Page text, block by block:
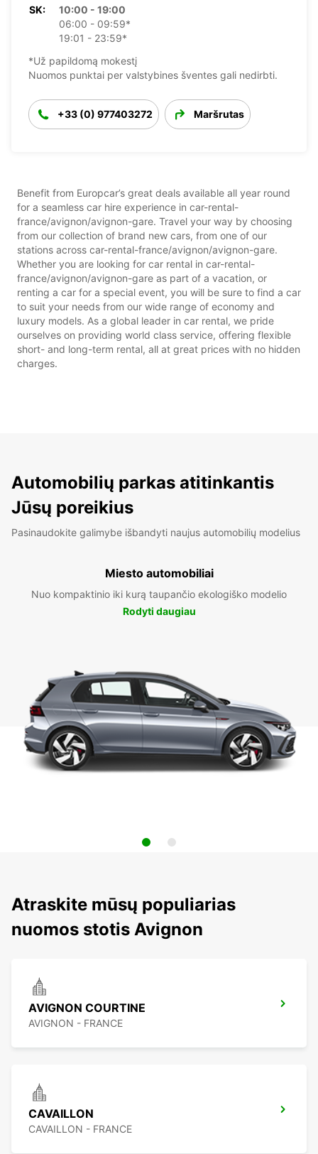
SK:
10:00 - 19:00
06:00 - 09:59*
19:01 - 23:59*
*Už papildomą mokestį
Nuomos punktai per valstybines šventes gali nedirbti.
+33 (0) 977403272 Maršrutas
Benefit from Europcar’s great deals available all year round
for a seamless car hire experience in car-rental-
france/avignon/avignon-gare. Travel your way by choosing
from our collection of brand new cars, from one of our
stations across car-rental-france/avignon/avignon-gare.
Whether you are looking for car rental in car-rental-
france/avignon/avignon-gare as part of a vacation, or
renting a car for a special event, you will be sure to find a car
to suit your needs from our wide range of economy and
luxury models. As a global leader in car rental, we pride
ourselves on providing world class service, offering flexible
short- and long-term rental, all at great prices with no hidden
charges.
Automobilių parkas atitinkantis
Jūsų poreikius
Pasinaudokite galimybe išbandyti naujus automobilių modelius
Miesto automobiliai
Nuo kompaktinio iki kurą taupančio ekologiško modelio
Rodyti daugiau
Atraskite mūsų populiarias
nuomos stotis Avignon
AVIGNON COURTINE
AVIGNON - FRANCE
CAVAILLON
CAVAILLON - FRANCE